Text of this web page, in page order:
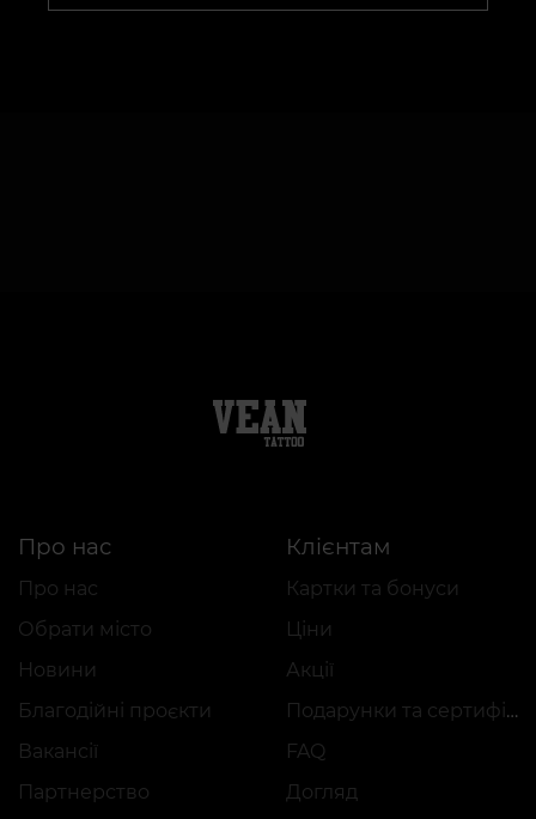
Про нас
Про нас
Обрати місто
Новини
Благодійні проєкти
Вакансії
Партнерство
Клієнтам
Картки та бонуси
Ціни
Акції
Подарунки та сертифікати
FAQ
Догляд